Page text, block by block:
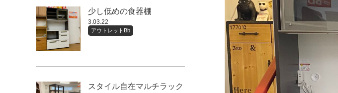
少し低めの食器棚
3.03.22
アウトレットBb
スタイル自在マルチラック